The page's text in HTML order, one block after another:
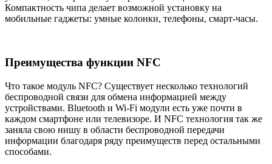
Компактность чипа делает возможной установку на
мобильные гаджеты: умные колонки, телефоны, смарт-часы.
Преимущества функции NFC
Что такое модуль NFC? Существует несколько технологий
беспроводной связи для обмена информацией между
устройствами. Bluetooth и Wi-Fi модули есть уже почти в
каждом смартфоне или телевизоре. И NFC технология так же
заняла свою нишу в области беспроводной передачи
информации благодаря ряду преимуществ перед остальными
способами.